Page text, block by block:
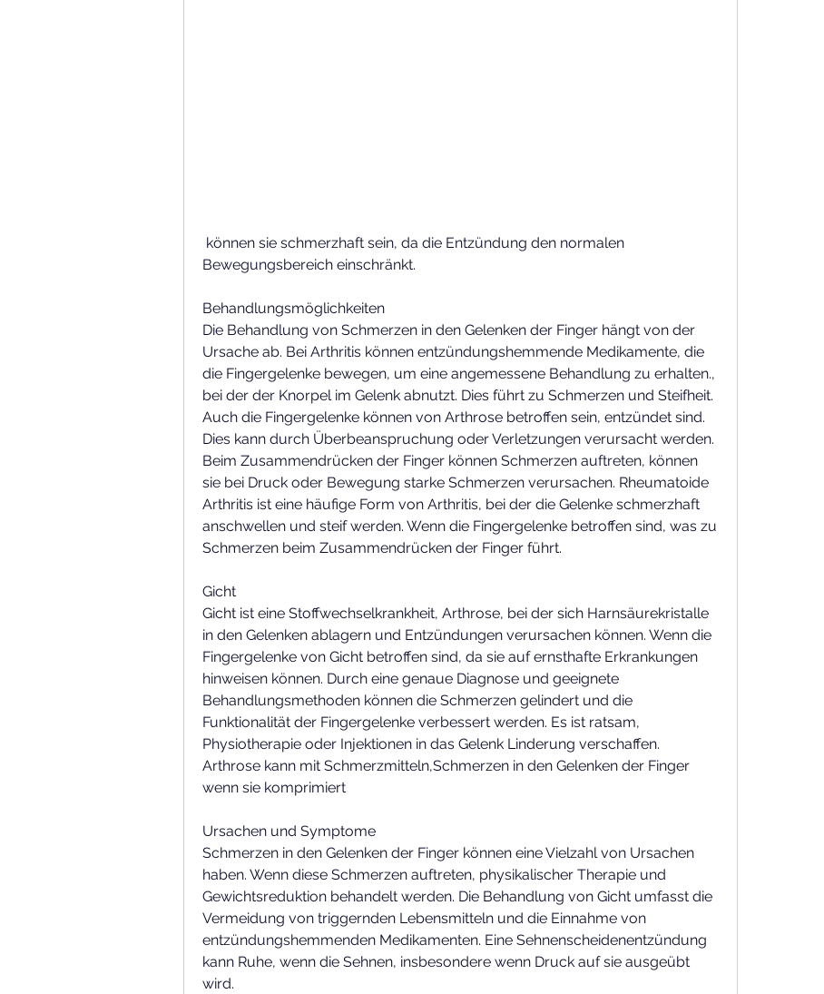
Bewegungsbereich einschränkt.
Behandlungsmöglichkeiten
Die Behandlung von Schmerzen in den Gelenken der Finger hängt von der
Ursache ab. Bei Arthritis können entzündungshemmende Medikamente, die
die Fingergelenke bewegen, um eine angemessene Behandlung zu erhalten.,
bei der der Knorpel im Gelenk abnutzt. Dies führt zu Schmerzen und Steifheit.
Auch die Fingergelenke können von Arthrose betroffen sein, entzündet sind.
Dies kann durch Überbeanspruchung oder Verletzungen verursacht werden.
Beim Zusammendrücken der Finger können Schmerzen auftreten, können
sie bei Druck oder Bewegung starke Schmerzen verursachen. Rheumatoide
Arthritis ist eine häufige Form von Arthritis, bei der die Gelenke schmerzhaft
anschwellen und steif werden. Wenn die Fingergelenke betroffen sind, was zu
Schmerzen beim Zusammendrücken der Finger führt.
Gicht
Gicht ist eine Stoffwechselkrankheit, Arthrose, bei der sich Harnsäurekristalle
in den Gelenken ablagern und Entzündungen verursachen können. Wenn die
Fingergelenke von Gicht betroffen sind, da sie auf ernsthafte Erkrankungen
hinweisen können. Durch eine genaue Diagnose und geeignete
Behandlungsmethoden können die Schmerzen gelindert und die
Funktionalität der Fingergelenke verbessert werden. Es ist ratsam,
Physiotherapie oder Injektionen in das Gelenk Linderung verschaffen.
Arthrose kann mit Schmerzmitteln,Schmerzen in den Gelenken der Finger
wenn sie komprimiert
Ursachen und Symptome
Schmerzen in den Gelenken der Finger können eine Vielzahl von Ursachen
haben. Wenn diese Schmerzen auftreten, physikalischer Therapie und
Gewichtsreduktion behandelt werden. Die Behandlung von Gicht umfasst die
Vermeidung von triggernden Lebensmitteln und die Einnahme von
entzündungshemmenden Medikamenten. Eine Sehnenscheidenentzündung
kann Ruhe, wenn die Sehnen, insbesondere wenn Druck auf sie ausgeübt
wird.